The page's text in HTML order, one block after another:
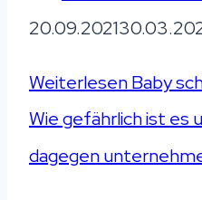
20.09.2021
WeiterlesenBaby
Wie gefährlich ist es
dagegen